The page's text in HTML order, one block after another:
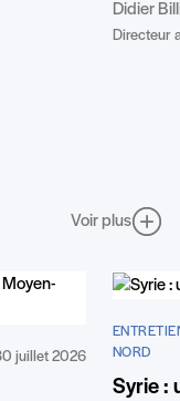
Didier
Directeur
Voir plus
juillet 2026
NORD
Syrie :